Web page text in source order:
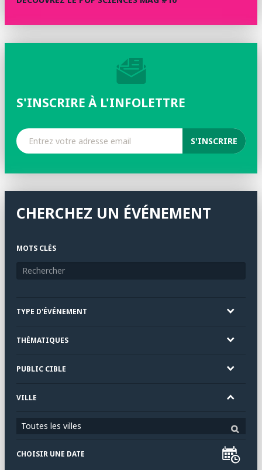
S'INSCRIRE À L'INFOLETTRE
CHERCHEZ UN ÉVÉNEMENT
MOTS CLÉS
TYPE D'ÉVÉNEMENT
THÉMATIQUES
PUBLIC CIBLE
VILLE
Toutes les villes
CHOISIR UNE DATE